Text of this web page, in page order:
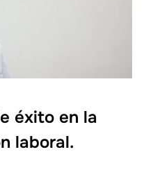
éxito en la
laboral.